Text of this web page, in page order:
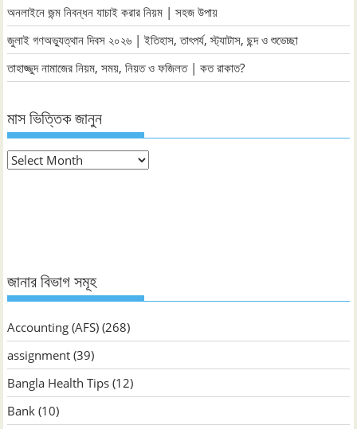
অনলাইনে জন্ম নিবন্ধন যাচাই করার নিয়ম | সহজ উপায়
জুলাই গণঅভ্যুত্থান দিবস ২০২৬ | ইতিহাস, তাৎপর্য, স্ট্যাটাস, ছন্দ ও শুভেচ্ছা
তাহাজ্জুদ নামাজের নিয়ম, সময়, নিয়ত ও ফজিলত | কত রাকাত?
মাস ভিত্তিক জানুন
মাস
জানার বিভাগ সমূহ
Accounting (AFS) (268)
assignment (39)
Bangla Health Tips (12)
Bank (10)